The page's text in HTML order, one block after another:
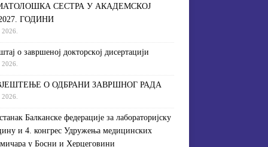
СЕСТРА У АКАДЕМСКОЈ
ГОДИНИ
o зaвршeнoj дoктoрскoj дисeртaциjи
О ОДБРАНИ ЗАВРШНОГ РАДА
Балканске федерације за лабораторијску
и 4. конгрес Удружења медицинских
у Босни и Херцеговини